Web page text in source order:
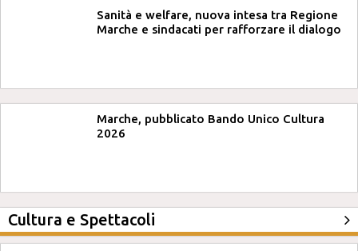
Sanità e welfare, nuova intesa tra Regione
Marche e sindacati per rafforzare il dialogo
Marche, pubblicato Bando Unico Cultura
2026
Cultura e Spettacoli